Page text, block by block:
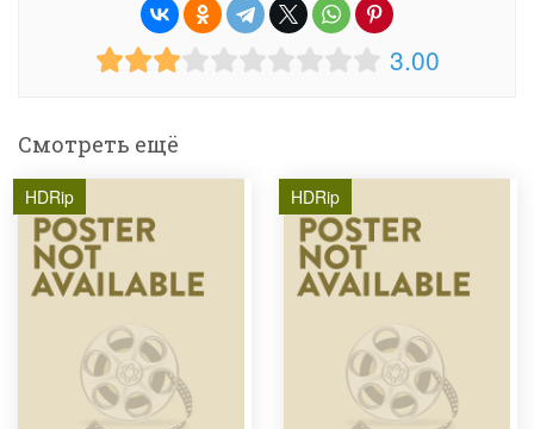
3.00
Смотреть ещё
HDRip HDRip